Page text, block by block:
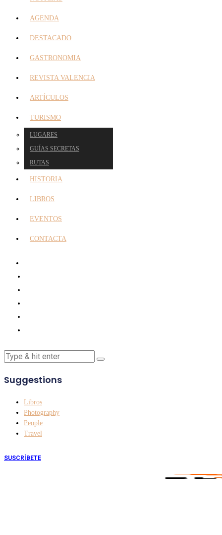
AGENDA
DESTACADO
GASTRONOMIA
REVISTA VALENCIA
ARTÍCULOS
TURISMO
LUGARES
GUÍAS SECRETAS
RUTAS
HISTORIA
LIBROS
EVENTOS
CONTACTA
Suggestions
Libros
Photography
People
Travel
SUSCRÍBETE